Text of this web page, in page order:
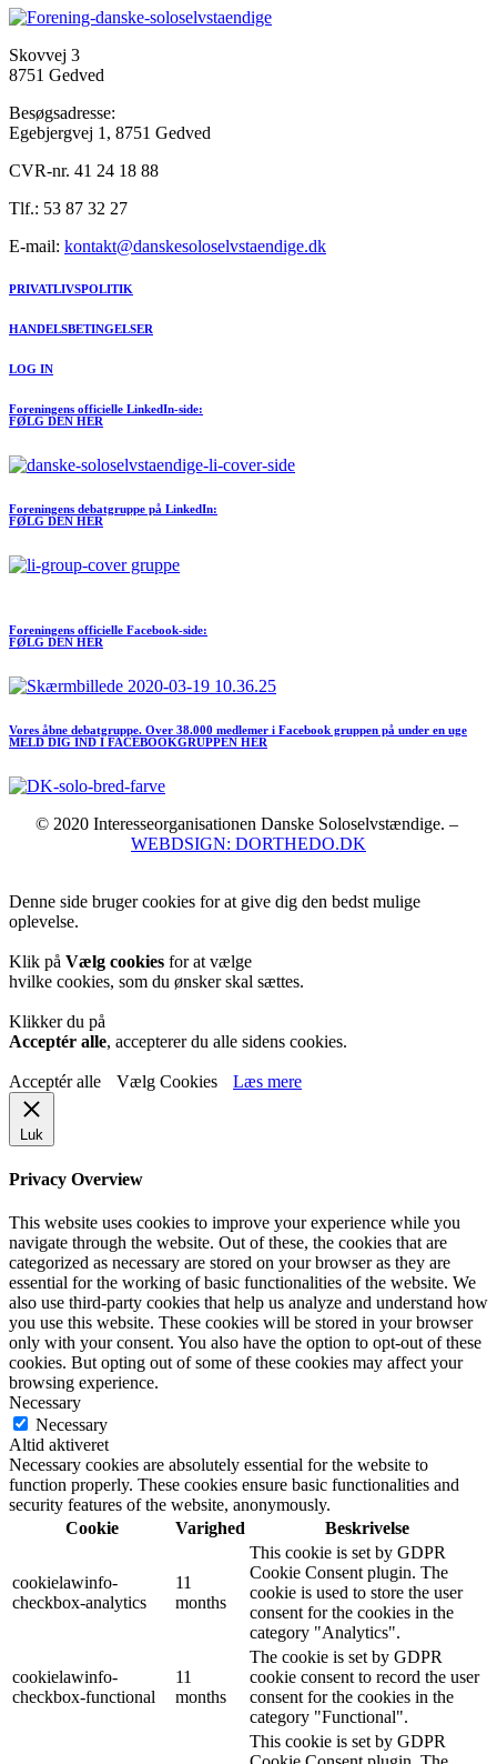
Skovvej 3
8751 Gedved
Besøgsadresse:
Egebjergvej 1, 8751 Gedved
CVR-nr. 41 24 18 88
Tlf.: 53 87 32 27
E-mail: kontakt@danskesoloselvstaendige.dk
PRIVATLIVSPOLITIK
HANDELSBETINGELSER
LOG IN
Foreningens officielle LinkedIn-side:
FØLG DEN HER
Foreningens debatgruppe på LinkedIn:
FØLG DEN HER
Foreningens officielle Facebook-side:
FØLG DEN HER
Vores åbne debatgruppe. Over 38.000 medlemer i Facebook gruppen på under en uge
MELD DIG IND I FACEBOOKGRUPPEN HER
© 2020 Interesseorganisationen Danske Soloselvstændige. –
WEBDSIGN: DORTHEDO.DK
Denne side bruger cookies for at give dig den bedst mulige
oplevelse.
Klik på Vælg cookies for at vælge
hvilke cookies, som du ønsker skal sættes.
Klikker du på
Acceptér alle, accepterer du alle sidens cookies.
Acceptér alle Vælg Cookies Læs mere
Luk
Privacy Overview
This website uses cookies to improve your experience while you
navigate through the website. Out of these, the cookies that are
categorized as necessary are stored on your browser as they are
essential for the working of basic functionalities of the website. We
also use third-party cookies that help us analyze and understand how
you use this website. These cookies will be stored in your browser
only with your consent. You also have the option to opt-out of these
cookies. But opting out of some of these cookies may affect your
browsing experience.
Necessary
Necessary
Altid aktiveret
Necessary cookies are absolutely essential for the website to
function properly. These cookies ensure basic functionalities and
security features of the website, anonymously.
Cookie
Varighed Beskrivelse
cookielawinfo-
checkbox-analytics
11
months
This cookie is set by GDPR
Cookie Consent plugin. The
cookie is used to store the user
consent for the cookies in the
category "Analytics".
cookielawinfo-
checkbox-functional
11
months
The cookie is set by GDPR
cookie consent to record the user
consent for the cookies in the
category "Functional".
This cookie is set by GDPR